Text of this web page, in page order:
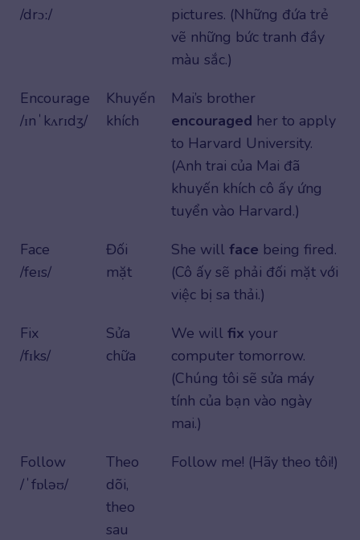
/drɔː/
pictures. (Những đứa trẻ
vẽ những bức tranh đầy
màu sắc.)
Encourage
/ɪnˈkʌrɪdʒ/
Khuyến
khích
Mai’s brother
encouraged her to apply
to Harvard University.
(Anh trai của Mai đã
khuyến khích cô ấy ứng
tuyển vào Harvard.)
Face
/feɪs/
Đối
mặt
She will face being fired.
(Cô ấy sẽ phải đối mặt với
việc bị sa thải.)
Fix
/fɪks/
Sửa
chữa
We will fix your
computer tomorrow.
(Chúng tôi sẽ sửa máy
tính của bạn vào ngày
mai.)
Follow
/ˈfɒləʊ/
Theo
dõi,
theo
sau
Follow me! (Hãy theo tôi!)